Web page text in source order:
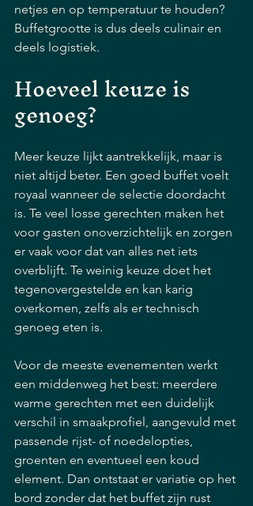
netjes en op temperatuur te houden?
Buffetgrootte is dus deels culinair en
deels logistiek.
Hoeveel keuze is
genoeg?
Meer keuze lijkt aantrekkelijk, maar is
niet altijd beter. Een goed buffet voelt
royaal wanneer de selectie doordacht
is. Te veel losse gerechten maken het
voor gasten onoverzichtelijk en zorgen
er vaak voor dat van alles net iets
overblijft. Te weinig keuze doet het
tegenovergestelde en kan karig
overkomen, zelfs als er technisch
genoeg eten is.
Voor de meeste evenementen werkt
een middenweg het best: meerdere
warme gerechten met een duidelijk
verschil in smaakprofiel, aangevuld met
passende rijst- of noedelopties,
groenten en eventueel een koud
element. Dan ontstaat er variatie op het
bord zonder dat het buffet zijn rust